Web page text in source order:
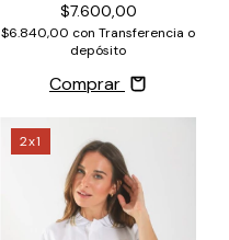
$7.600,00
$6.840,00 con Transferencia o
depósito
Comprar
2x1